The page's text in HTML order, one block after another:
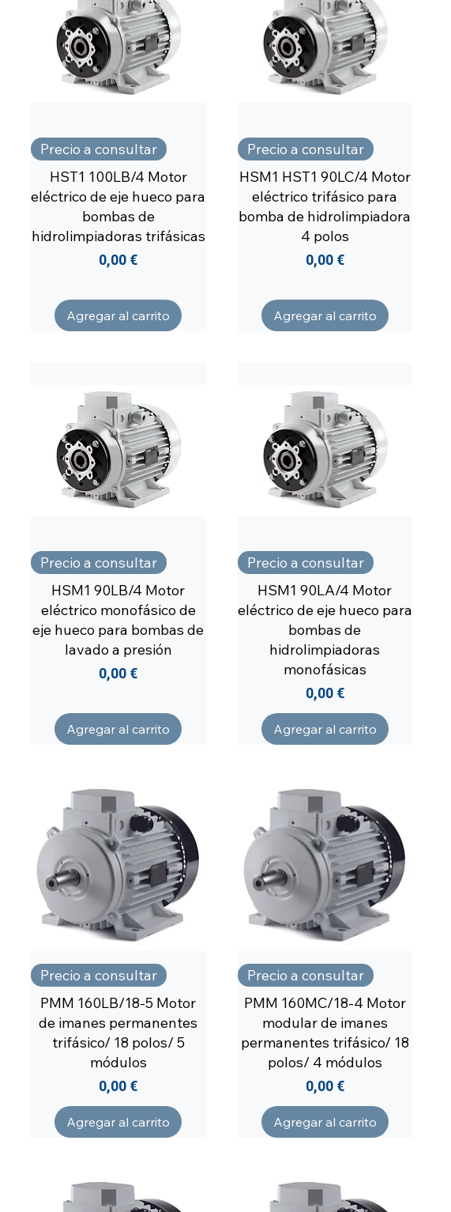
Precio a consultar
HST1 100LB/4 Motor
eléctrico de eje hueco para
bombas de
hidrolimpiadoras trifásicas
Precio
0,00 €
Agregar al carrito
Precio a consultar
HSM1 HST1 90LC/4 Motor
eléctrico trifásico para
bomba de hidrolimpiadora
4 polos
Precio
0,00 €
Agregar al carrito
Precio a consultar
HSM1 90LB/4 Motor
eléctrico monofásico de
eje hueco para bombas de
lavado a presión
Precio
0,00 €
Agregar al carrito
Precio a consultar
HSM1 90LA/4 Motor
eléctrico de eje hueco para
bombas de
hidrolimpiadoras
monofásicas
Precio
0,00 €
Agregar al carrito
Precio a consultar
PMM 160LB/18-5 Motor
de imanes permanentes
trifásico/ 18 polos/ 5
módulos
Precio
0,00 €
Agregar al carrito
Precio a consultar
PMM 160MC/18-4 Motor
modular de imanes
permanentes trifásico/ 18
polos/ 4 módulos
Precio
0,00 €
Agregar al carrito